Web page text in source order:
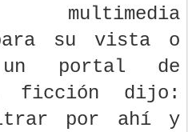
su vista o
un portal de
ficción dijo:
por ahí y